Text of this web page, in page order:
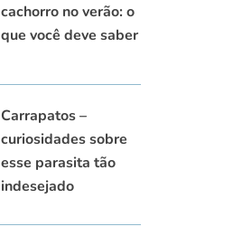
cachorro no verão: o
que você deve saber
Carrapatos –
curiosidades sobre
esse parasita tão
indesejado